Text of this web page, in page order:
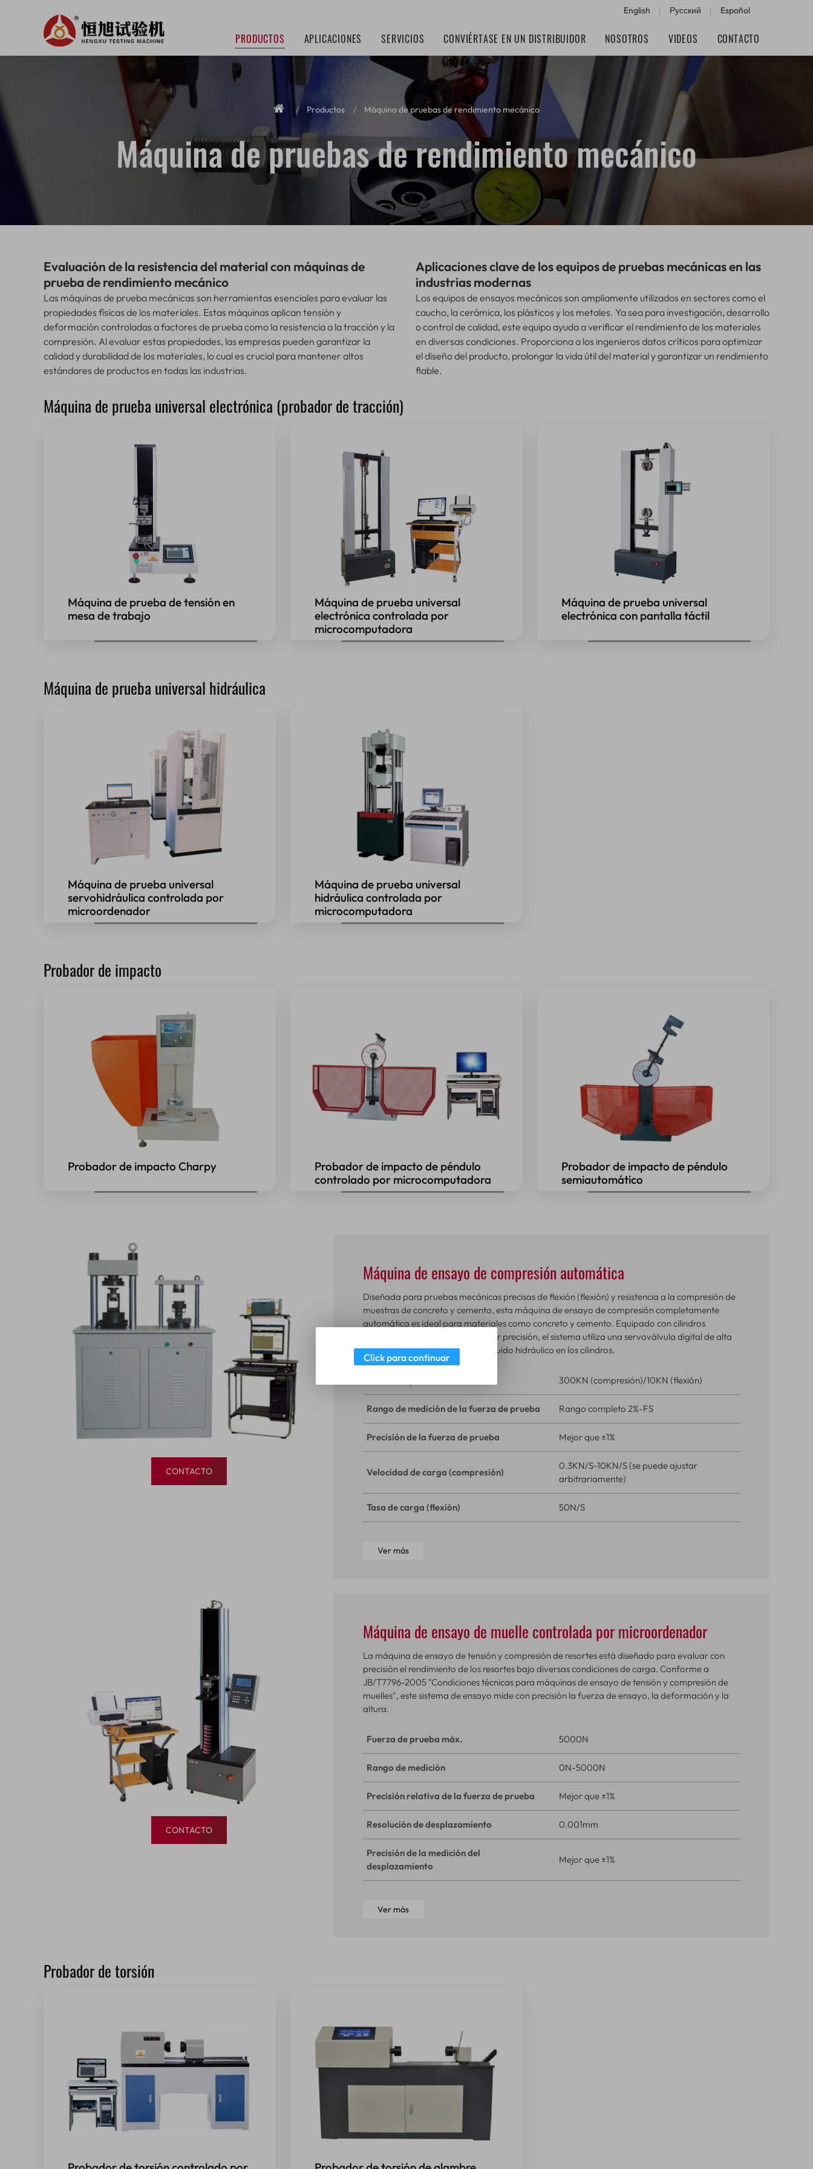
English Русский Español
PRODUCTOS APLICACIONES SERVICIOS CONVIÉRTASE EN UN DISTRIBUIDOR NOSOTROS VIDEOS CONTACTO
Productos Máquina de pruebas de rendimiento mecánico
Máquina de pruebas de rendimiento mecánico
Evaluación de la resistencia del material con máquinas de
prueba de rendimiento mecánico
Las máquinas de prueba mecánicas son herramientas esenciales para evaluar las
propiedades físicas de los materiales. Estas máquinas aplican tensión y
deformación controladas a factores de prueba como la resistencia a la tracción y la
compresión. Al evaluar estas propiedades, las empresas pueden garantizar la
calidad y durabilidad de los materiales, lo cual es crucial para mantener altos
estándares de productos en todas las industrias.
Aplicaciones clave de los equipos de pruebas mecánicas en las
industrias modernas
Los equipos de ensayos mecánicos son ampliamente utilizados en sectores como el
caucho, la cerámica, los plásticos y los metales. Ya sea para investigación, desarrollo
o control de calidad, este equipo ayuda a verificar el rendimiento de los materiales
en diversas condiciones. Proporciona a los ingenieros datos críticos para optimizar
el diseño del producto, prolongar la vida útil del material y garantizar un rendimiento
fiable.
Máquina de prueba universal electrónica (probador de tracción)
Máquina de prueba de tensión en
mesa de trabajo
Máquina de prueba universal
electrónica controlada por
microcomputadora
Máquina de prueba universal
electrónica con pantalla táctil
Máquina de prueba universal hidráulica
Máquina de prueba universal
servohidráulica controlada por
microordenador
Máquina de prueba universal
hidráulica controlada por
microcomputadora
Probador de impacto
Probador de impacto Charpy
Probador de impacto de péndulo
controlado por microcomputadora
Probador de impacto de péndulo
semiautomático
CONTACTO
Máquina de ensayo de compresión automática
Diseñada para pruebas mecánicas precisas de flexión (flexión) y resistencia a la compresión de
muestras de concreto y cemento, esta máquina de ensayo de compresión completamente
automática es ideal para materiales como concreto y cemento. Equipado con cilindros
hidráulicos dobles para una mayor precisión, el sistema utiliza una servoválvula digital de alta
precisión para regular el flujo de fluido hidráulico en los cilindros.
300KN (compresión)/10KN (flexión)
Rango de medición de la fuerza de prueba Rango completo 2%-FS
Precisión de la fuerza de prueba Mejor que ±1%
Velocidad de carga (compresión)
0.3KN/S-10KN/S (se puede ajustar
arbitrariamente)
Tasa de carga (flexión) 50N/S
Ver más
CONTACTO
Máquina de ensayo de muelle controlada por microordenador
La máquina de ensayo de tensión y compresión de resortes está diseñado para evaluar con
precisión el rendimiento de los resortes bajo diversas condiciones de carga. Conforme a
JB/T7796-2005 "Condiciones técnicas para máquinas de ensayo de tensión y compresión de
muelles", este sistema de ensayo mide con precisión la fuerza de ensayo, la deformación y la
altura.
Fuerza de prueba máx. 5000N
Rango de medición 0N-5000N
Precisión relativa de la fuerza de prueba Mejor que ±1%
Resolución de desplazamiento 0.001mm
Precisión de la medición del
desplazamiento
Mejor que ±1%
Ver más
Probador de torsión
Click para continuar